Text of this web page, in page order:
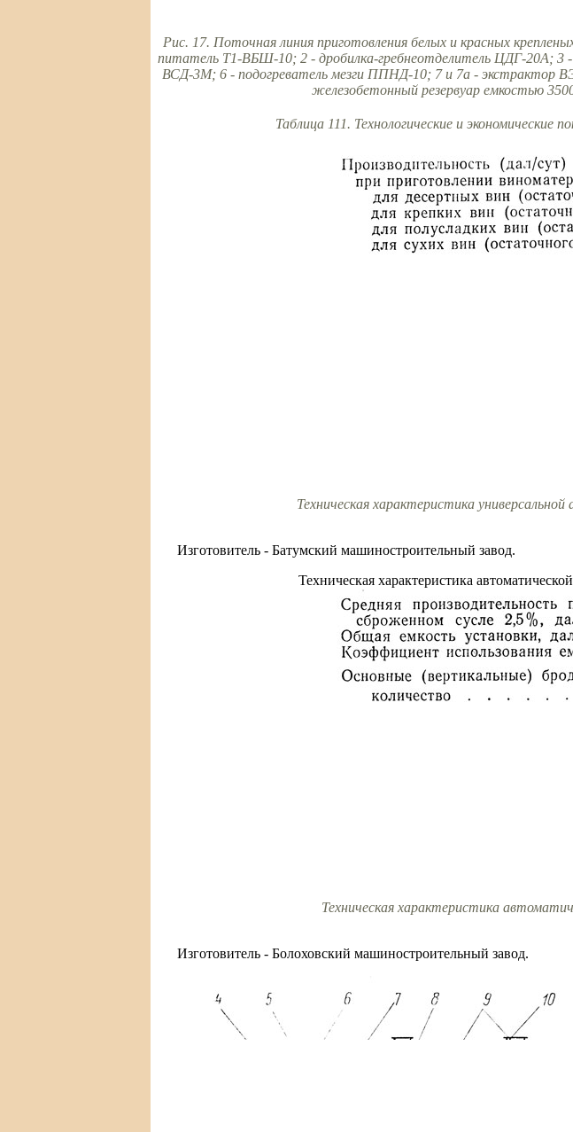
Рис. 17. Поточная линия приготовления белых и красных
питатель Т1-ВБШ-10; 2 - дробилка-гребнеотделитель ЦДГ-20А; 3
ВСД-3М; 6 - подогреватель мезги ППНД-10; 7 и 7а - экстрактор
железобетонный резервуар емкостью
Таблица 111. Технологические и экономические
Техническая характеристика
Изготовитель - Батумский машиностроительный завод.
Техническая характеристика
Техническая характеристика
Изготовитель - Болоховский машиностроительный завод.